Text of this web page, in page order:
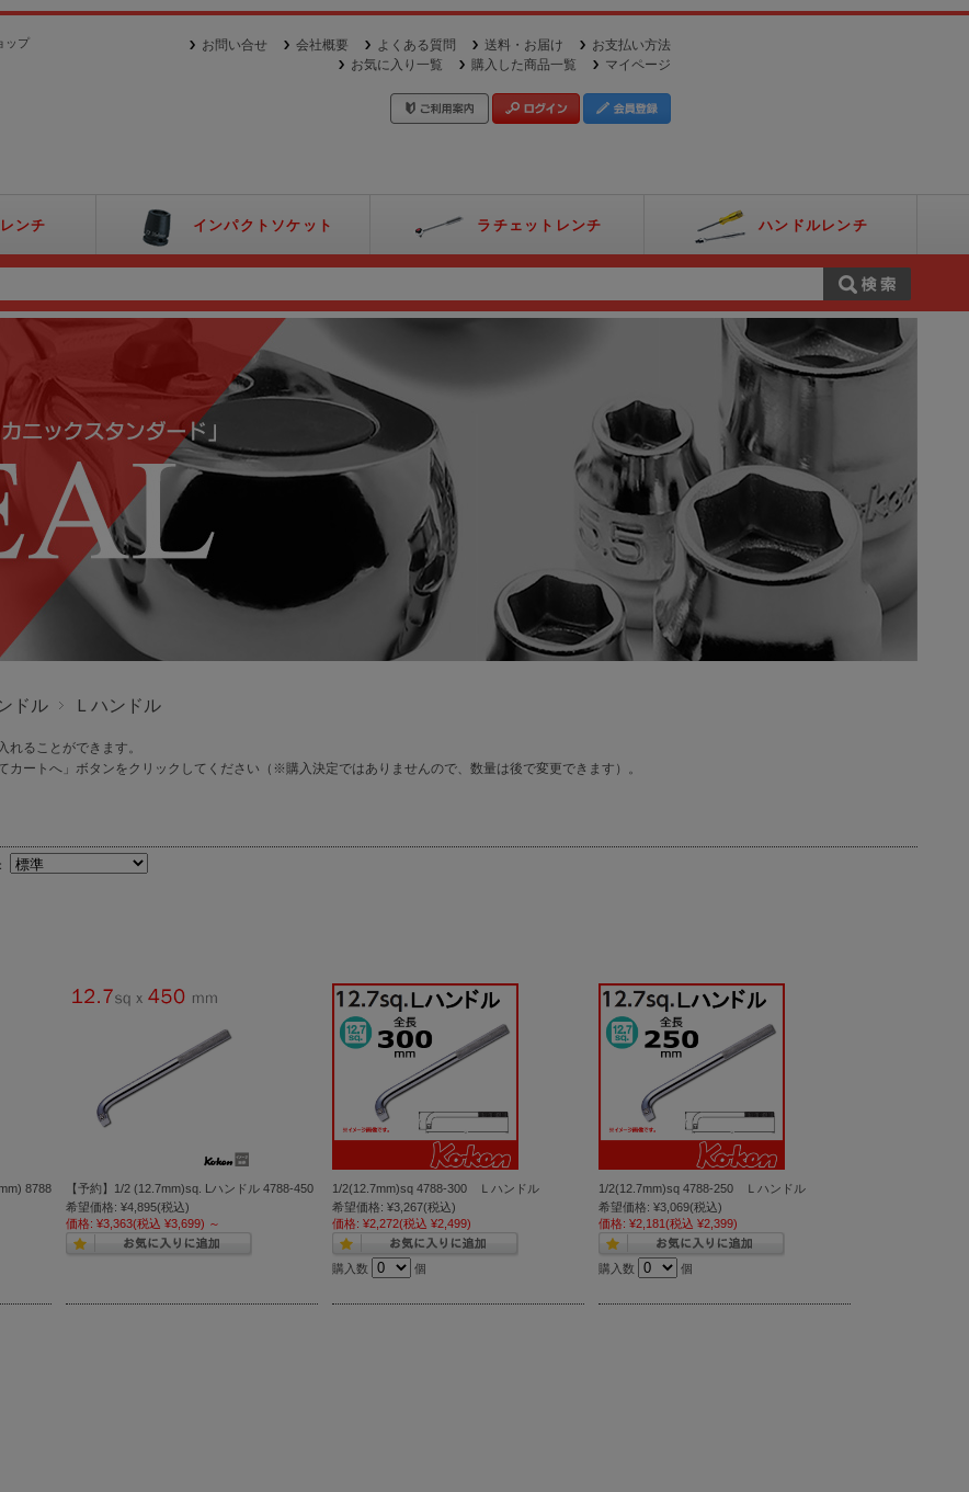
ップ お支払い方法
送料・お届け
よくある質問
会社概要
お問い合せ
マイページ
購入した商品一覧
お気に入り一覧
ンチ インパクトソケット ラチェットレンチ ハンドルレンチ
ドル Ｌハンドル
れることができます。
カートへ」ボタンをクリックしてください（※購入決定ではありませんので、数量は後で変更できます）。
8788
【予約】1/2 (12.7mm)sq. Lハンドル 4788-450
希望価格: ¥4,895(税込)
価格: ¥3,363(税込 ¥3,699) ～
1/2(12.7mm)sq 4788-300 Ｌハンドル
希望価格: ¥3,267(税込)
価格: ¥2,272(税込 ¥2,499)
購入数 個
1/2(12.7mm)sq 4788-250 Ｌハンドル
希望価格: ¥3,069(税込)
価格: ¥2,181(税込 ¥2,399)
購入数 個